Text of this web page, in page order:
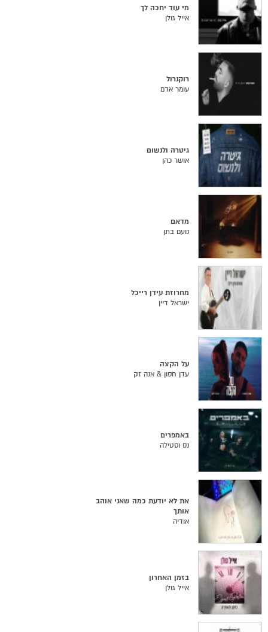
מי עוד יחכה לך
אייל גולן
רוקנרול
עומר אדם
גיטרה ולנשום
אושר כהן
מדאם
נועם בתן
מחרוזת עידן רייכל
ישראל דיין
על הקצה
עדן חסון & אנה זק
באמפרים
נס וסטילה
את לא יודעת כמה שאני אוהב
אותך
אודיה
בזמן האחרון
אייל גולן